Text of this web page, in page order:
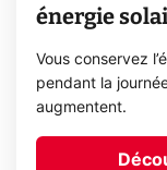
énergie
Vous conservez
pendant la
augmentent.